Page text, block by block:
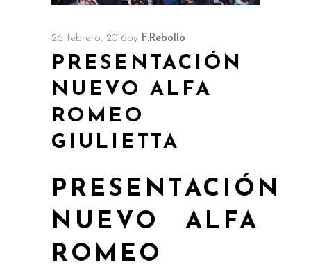
26 febrero, 2016 by F.Rebollo
PRESENTACIÓN
NUEVO ALFA
ROMEO
GIULIETTA
PRESENTACIÓN
NUEVO ALFA
ROMEO